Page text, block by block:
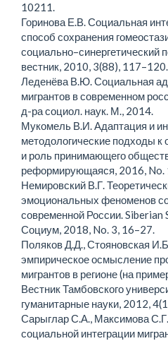
10211.
Горинова Е.В. Социальная
способ сохранения
социально–синергетический
вестник, 2010, 3(88), 117–120.
Леденёва В.Ю. Социальная
мигрантов в современном
д-ра социол. наук. М., 2014.
Мукомель В.И. Адаптация и
методологические подходы к
и роль принимающего
реформирующаяся, 2016, No.
Немировский В.Г.
эмоциональных феноменов
современной России. Siberian
Социум, 2018, No. 3, 16–27.
Поляков Д.Д., Стояновская
эмпирическое осмысление
мигрантов в регионе (на
Вестник Тамбовского
гуманитарные науки, 2012,
Сарыглар С.А., Максимова
социальной интеграции